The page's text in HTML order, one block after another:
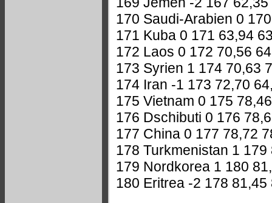
170 Saudi-Arabien 0
171 Kuba 0 171 63,94
172 Laos 0 172 70,56
173 Syrien 1 174 70,63
174 Iran -1 173 72,70
175 Vietnam 0 175
176 Dschibuti 0 176
177 China 0 177 78,72
178 Turkmenistan 1 179
179 Nordkorea 1 180
180 Eritrea -2 178 81,45